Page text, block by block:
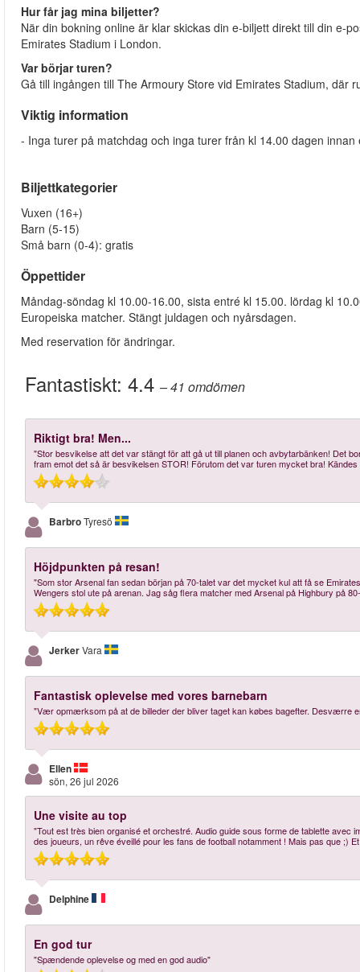
Hur får jag mina biljetter?
När din bokning online är klar skickas din e-biljett direkt till din e-
Emirates Stadium i London.
Var börjar turen?
Gå till ingången till The Armoury Store vid Emirates Stadium, där
Viktig information
- Inga turer på matchdag och inga turer från kl 14.00 dagen innan
Biljettkategorier
Vuxen (16+)
Barn (5-15)
Små barn (0-4): gratis
Öppettider
Måndag-söndag kl 10.00-16.00, sista entré kl 15.00. lördag kl
Europeiska matcher. Stängt juldagen och nyårsdagen.
Med reservation för ändringar.
Fantastiskt: 4.4 – 41 omdömen
Riktigt bra! Men...
"Stor besvikelse att det var stängt för att gå ut till planen och avbytarbänken! Det
fram emot det så är besvikelsen STOR! Förutom det var turen mycket bra!
BarbroTyresö
Höjdpunkten på resan!
"Som stor Arsenal fan sedan början på 70-talet var det mycket kul att få se
Wengers stol ute på arenan. Jag såg flera matcher med Arsenal på Highbury på
JerkerVara
Fantastisk oplevelse med vores barnebarn
"Vær opmærksom på at de billeder der bliver taget kan købes bagefter. Desværre
Ellen
sön, 26 jul 2026
Une visite au top
"Tout est très bien organisé et orchestré. Audio guide sous forme de tablette
des joueurs, un rêve éveillé pour les fans de football notamment ! Mais pas que ;)
Delphine
En god tur
"Spændende oplevelse og med en god audio"